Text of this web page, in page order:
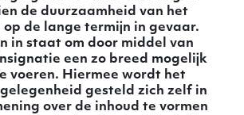
de duurzaamheid van het
op de lange termijn in gevaar.
in staat om door middel van
een zo breed mogelijk
voeren. Hiermee wordt het
gesteld zich zelf in
over de inhoud te vormen